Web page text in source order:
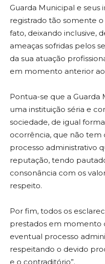
Guarda Municipal e seus
registrado tão somente
fato, deixando inclusive,
ameaças sofridas pelos
da sua atuação
em momento anterior ao
Pontua-se que a Guarda
uma instituição séria e
sociedade, de igual
ocorrência, que não tem
processo administrativo
reputação, tendo
consonância com os
respeito.
Por fim, todos os
prestados em momento
eventual processo
respeitando o devido
e o contraditório”.